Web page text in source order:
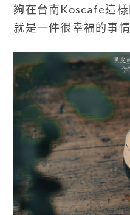
夠在台南Koscafe這
就是一件很幸福的事情